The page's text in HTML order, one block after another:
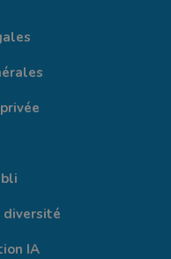
IA